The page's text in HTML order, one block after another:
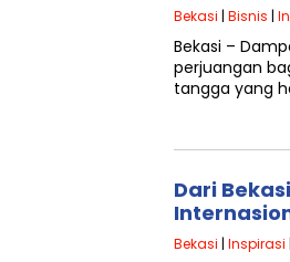
Bekasi | Bisnis |
Bekasi –
perjuangan
tangga yang
Dari
Bekasi | Inspirasi